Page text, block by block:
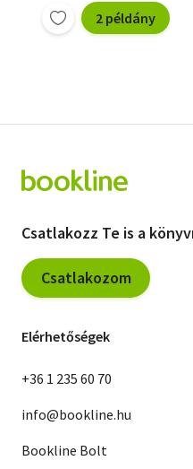
2 példány
Csatlakozz Te is a
Csatlakozom
Elérhetőségek
+36 1 235 60 70
info@bookline.hu
Bookline Bolt